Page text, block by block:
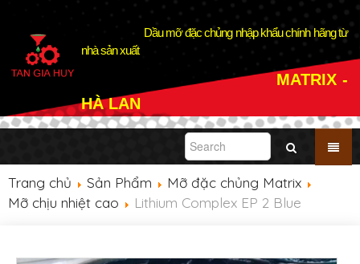
Dầu mỡ đặc chủng nhập khẩu chính hãng từ
nhà sản xuất
MATRIX -
HÀ LAN
Trang chủ Sản Phẩm
Mỡ đặc chủng Matrix
Mỡ chịu nhiệt cao
Lithium Complex EP 2 Blue